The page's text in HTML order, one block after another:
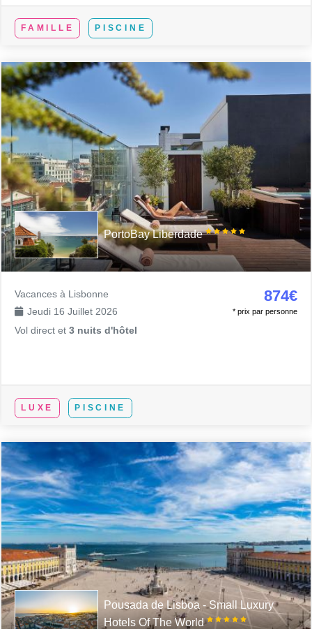
FAMILLE PISCINE
PortoBay Liberdade
Vacances à Lisbonne
Jeudi 16 Juillet 2026
Vol direct et3 nuits d'hôtel
874€
* prix par personne
LUXE PISCINE
Pousada de Lisboa - Small Luxury
Hotels Of The World